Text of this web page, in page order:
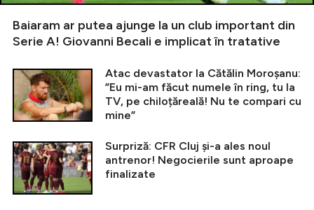
Baiaram ar putea ajunge la un club important din
Serie A! Giovanni Becali e implicat în tratative
Atac devastator la Cătălin Moroșanu:
”Eu mi-am făcut numele în ring, tu la
TV, pe chiloțăreală! Nu te compari cu
mine”
Surpriză: CFR Cluj și-a ales noul
antrenor! Negocierile sunt aproape
finalizate